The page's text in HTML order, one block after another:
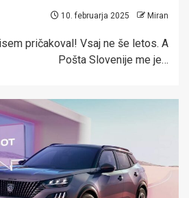
10. februarja 2025 Miran
pričakoval! Vsaj ne še letos. A
Pošta Slovenije me je…